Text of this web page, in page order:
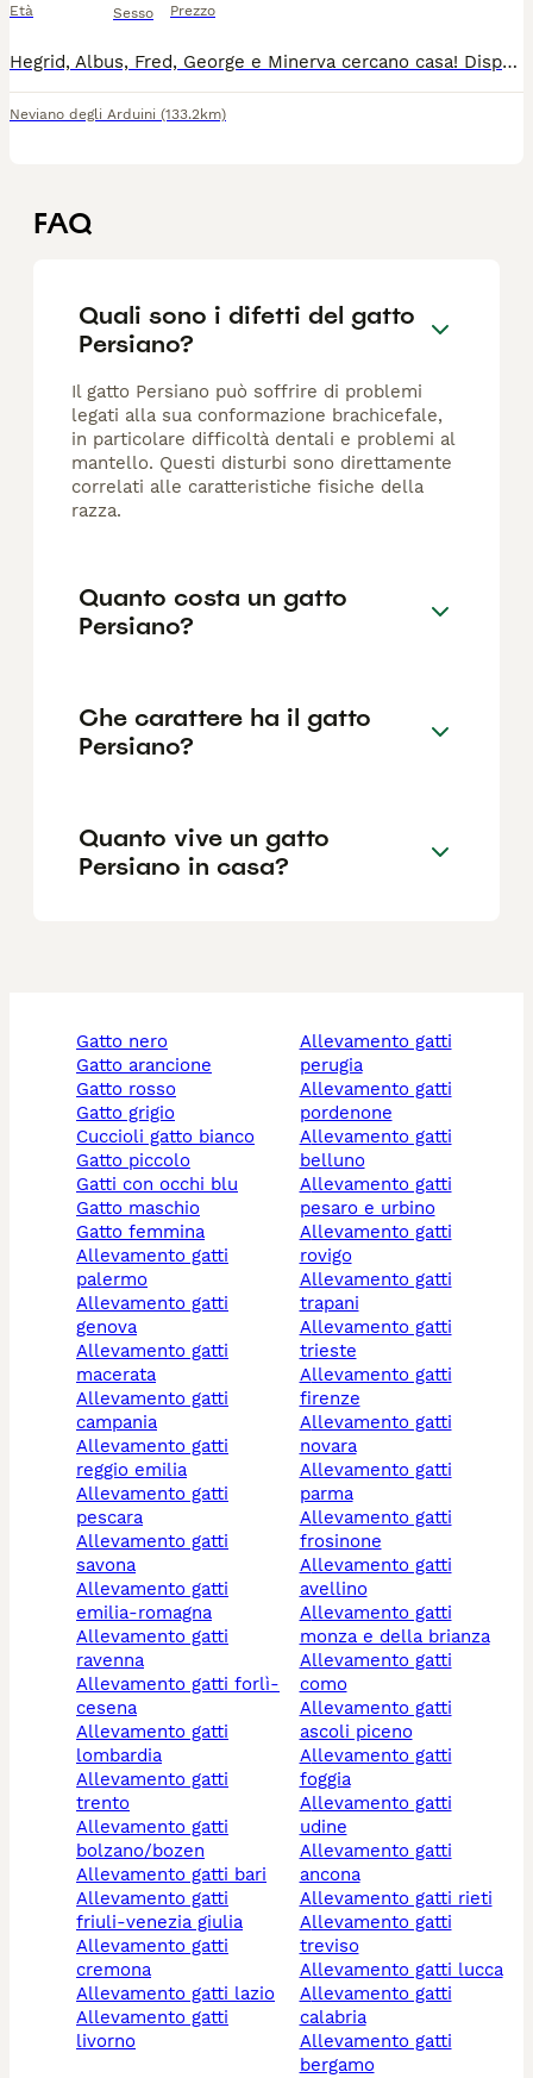
Età Sesso Prezzo
Hegrid, Albus, Fred, George e Minerva cercano casa! Disponibile cucciolata di cinque gattini persiani nati il 11/06. Quattro maschietti ed una femminuccia, verranno ceduti a compimento dell'età adeguata con doppia vaccinazione, sverminazione e libretto sanitario in regola. Genitori visibili e testati FIV/FELV negativi. Crescono liberi in ambiente familiare, ben socializzati e a contatto con altri animali. Per venirli a conoscere, per informazioni o altre foto e/o video non esitate a contattarmi al 3519782275 tramite WHATSAPP.
Neviano degli Arduini (133.2km)
FAQ
Quali sono i difetti del gatto
Persiano?
Il gatto Persiano può soffrire di problemi
legati alla sua conformazione brachicefale,
in particolare difficoltà dentali e problemi al
mantello. Questi disturbi sono direttamente
correlati alle caratteristiche fisiche della
razza.
Quanto costa un gatto
Persiano?
Che carattere ha il gatto
Persiano?
Quanto vive un gatto
Persiano in casa?
gatto nero
gatto arancione
gatto rosso
gatto grigio
cuccioli gatto bianco
gatto piccolo
gatti con occhi blu
gatto maschio
gatto femmina
allevamento gatti
palermo
allevamento gatti
genova
allevamento gatti
macerata
allevamento gatti
campania
allevamento gatti
reggio emilia
allevamento gatti
pescara
allevamento gatti
savona
allevamento gatti
emilia-romagna
allevamento gatti
ravenna
allevamento gatti forlì-
cesena
allevamento gatti
lombardia
allevamento gatti
trento
allevamento gatti
bolzano/bozen
allevamento gatti bari
allevamento gatti
friuli-venezia giulia
allevamento gatti
cremona
allevamento gatti lazio
allevamento gatti
livorno
allevamento gatti
perugia
allevamento gatti
pordenone
allevamento gatti
belluno
allevamento gatti
pesaro e urbino
allevamento gatti
rovigo
allevamento gatti
trapani
allevamento gatti
trieste
allevamento gatti
firenze
allevamento gatti
novara
allevamento gatti
parma
allevamento gatti
frosinone
allevamento gatti
avellino
allevamento gatti
monza e della brianza
allevamento gatti
como
allevamento gatti
ascoli piceno
allevamento gatti
foggia
allevamento gatti
udine
allevamento gatti
ancona
allevamento gatti rieti
allevamento gatti
treviso
allevamento gatti lucca
allevamento gatti
calabria
allevamento gatti
bergamo